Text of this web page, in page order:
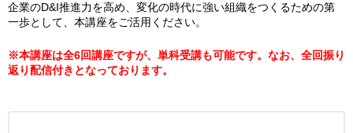
企業のD&I推進力を高め、変化の時代に強い組織をつくるための第
一歩として、本講座をご活用ください。
※本講座は全6回講座ですが、単科受講も可能です。なお、全回振り
返り配信付きとなっております。